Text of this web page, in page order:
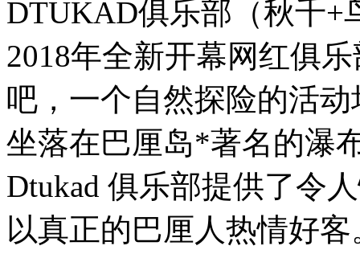
DTUKAD俱乐部（秋千+
2018年全新开幕网红俱
吧，一个自然探险的活
坐落在巴厘岛*著名的瀑
Dtukad 俱乐部提供了令
以真正的巴厘人热情好客